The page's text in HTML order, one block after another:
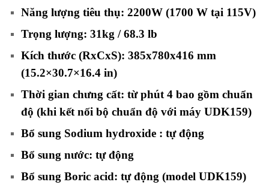
Năng lượng tiêu thụ: 2200W (1700 W tại 115V)
Trọng lượng: 31kg / 68.3 lb
Kích thước (RxCxS): 385x780x416 mm
(15.2×30.7×16.4 in)
Thời gian chưng cất: từ phút 4 bao gồm chuẩn
độ (khi kết nối bộ chuẩn độ với máy UDK159)
Bổ sung Sodium hydroxide : tự động
Bổ sung nước: tự động
Bổ sung Boric acid: tự động (model UDK159)